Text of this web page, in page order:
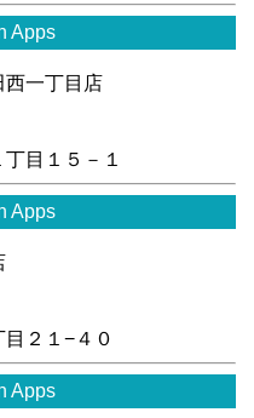
Apps
一丁目店
目１５－１
Apps
２１−４０
Apps